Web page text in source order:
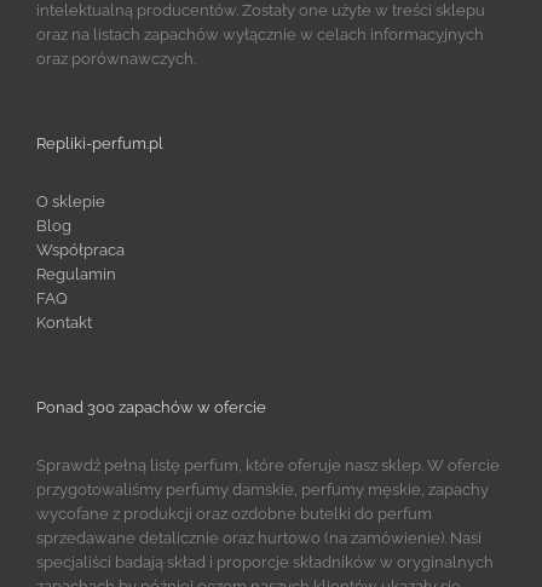
intelektualną producentów. Zostały one użyte w treści sklepu
oraz na listach zapachów wyłącznie w celach informacyjnych
oraz porównawczych.
Repliki-perfum.pl
O sklepie
Blog
Współpraca
Regulamin
FAQ
Kontakt
Ponad 300 zapachów w ofercie
Sprawdź pełną listę perfum, które oferuje nasz sklep. W ofercie
przygotowaliśmy perfumy damskie, perfumy męskie, zapachy
wycofane z produkcji oraz ozdobne butelki do perfum
sprzedawane detalicznie oraz hurtowo (na zamówienie). Nasi
specjaliści badają skład i proporcje składników w oryginalnych